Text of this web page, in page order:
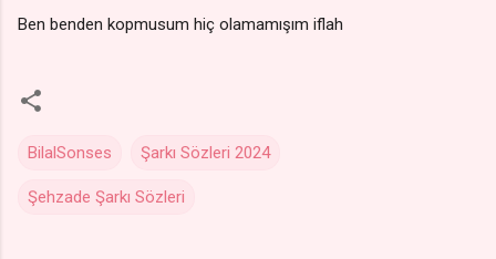
Ben benden kopmusum hiç olamamışım iflah
BilalSonses Şarkı Sözleri 2024
Şehzade Şarkı Sözleri